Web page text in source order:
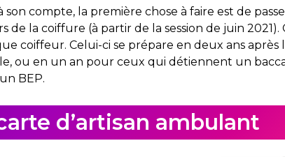
compte, la première chose à faire est de
de la coiffure (à partir de la session de juin 2021).
coiffeur. Celui-ci se prépare en deux ans après
ou en un an pour ceux qui détiennent un
BEP.
d’artisan ambulant